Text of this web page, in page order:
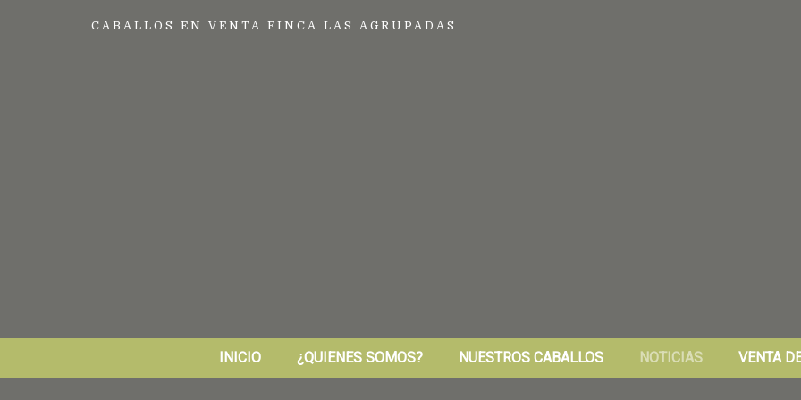
CABALLOS EN VENTA FINCA LAS AGRUPADAS
INICIO ¿QUIENES SOMOS? NUESTROS CABALLOS NOTICIAS VENTA